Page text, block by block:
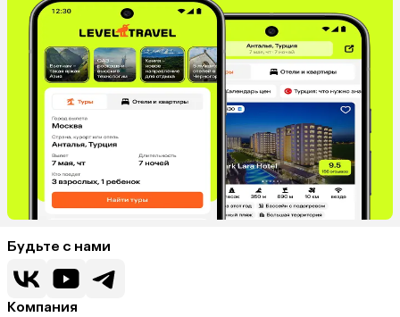
Будьте с нами
Компания